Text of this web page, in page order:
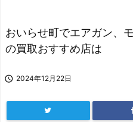
おいらせ町でエアガン、
の買取おすすめ店は
 2024年12月22日